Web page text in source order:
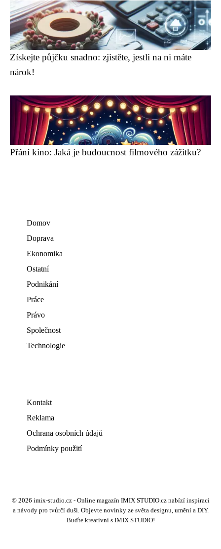
Získejte půjčku snadno: zjistěte, jestli na ni máte
nárok!
Přání kino: Jaká je budoucnost filmového zážitku?
Domov
Doprava
Ekonomika
Ostatní
Podnikání
Práce
Právo
Společnost
Technologie
Kontakt
Reklama
Ochrana osobních údajů
Podmínky použití
© 2026 imix-studio.cz - Online magazín IMIX STUDIO.cz nabízí inspiraci
a návody pro tvůrčí duši. Objevte novinky ze světa designu, umění a DIY.
Buďte kreativní s IMIX STUDIO!